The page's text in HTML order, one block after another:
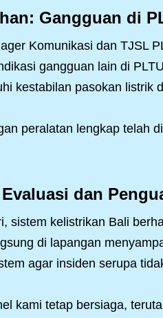
Gangguan di
Komunikasi dan TJSL
gangguan lain di
kestabilan pasokan listrik
peralatan lengkap telah
dan
sistem kelistrikan Bali
di lapangan
agar insiden serupa
kami tetap bersiaga,